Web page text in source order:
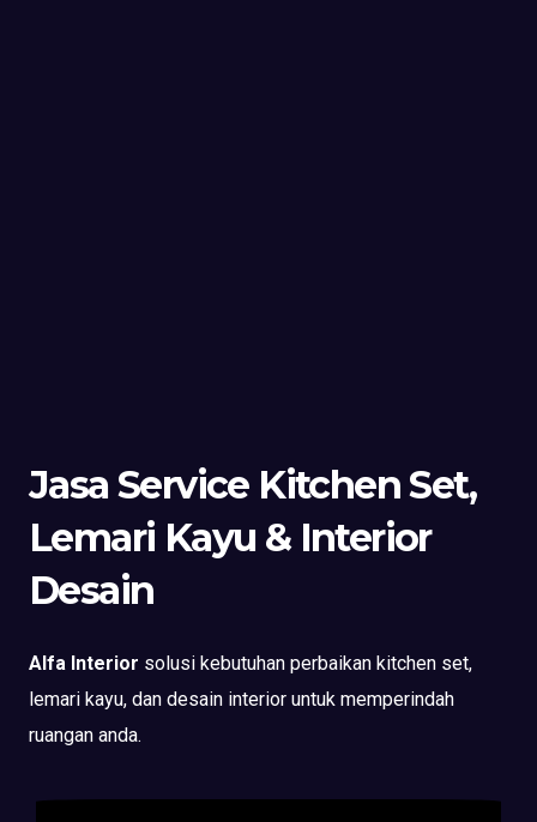
Jasa Service Kitchen Set,
Lemari Kayu & Interior
Desain
Alfa Interior solusi kebutuhan perbaikan kitchen set,
lemari kayu, dan desain interior untuk memperindah
ruangan anda.